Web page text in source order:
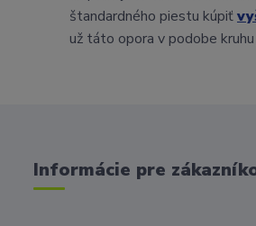
štandardného piestu kúpiť
už táto opora v podobe
Informácie pre